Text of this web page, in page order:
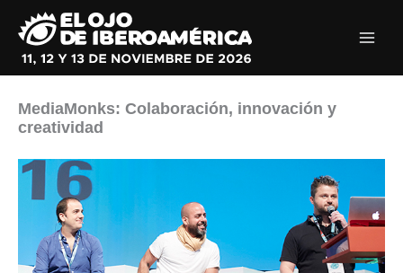
contenido
MediaMonks: Colaboración, innovación y
creatividad